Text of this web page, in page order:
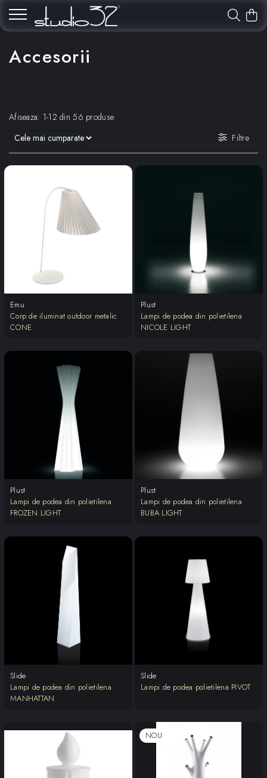
Accesorii
Afiseaza: 1-12 din56 produse
Filtre
Emu
Corp de iluminat outdoor metalic
CONE
Plust
Lampi de podea din polietilena
NICOLE LIGHT
Plust
Lampi de podea din polietilena
FROZEN LIGHT
Plust
Lampi de podea din polietilena
BUBA LIGHT
Slide
Lampi de podea din polietilena
MANHATTAN
Slide
Lampi de podea polietilena PIVOT
NOU